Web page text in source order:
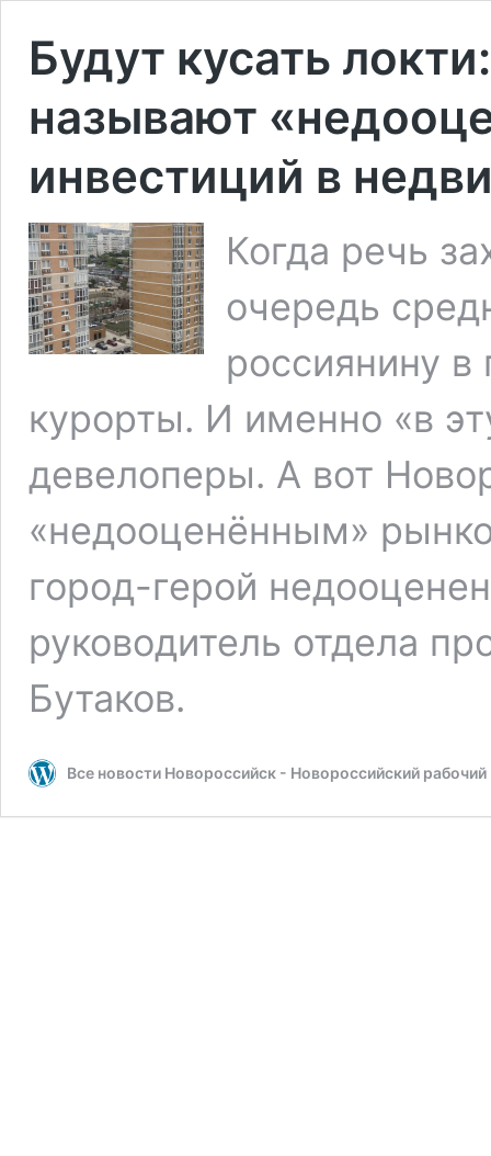
Будут кусать
называют
инвестиций в
Когда речь
очередь
россиянину в
курорты. И именно «в
девелоперы. А вот
«недооценённым»
город-герой
руководитель отдела
Бутаков.
Все новости Новороссийск - Новороссийский рабочий